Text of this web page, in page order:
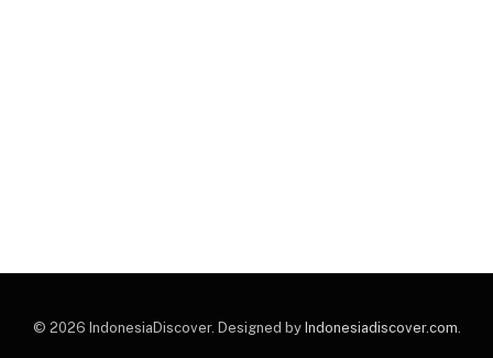
© 2026 IndonesiaDiscover. Designed by Indonesiadiscover.com